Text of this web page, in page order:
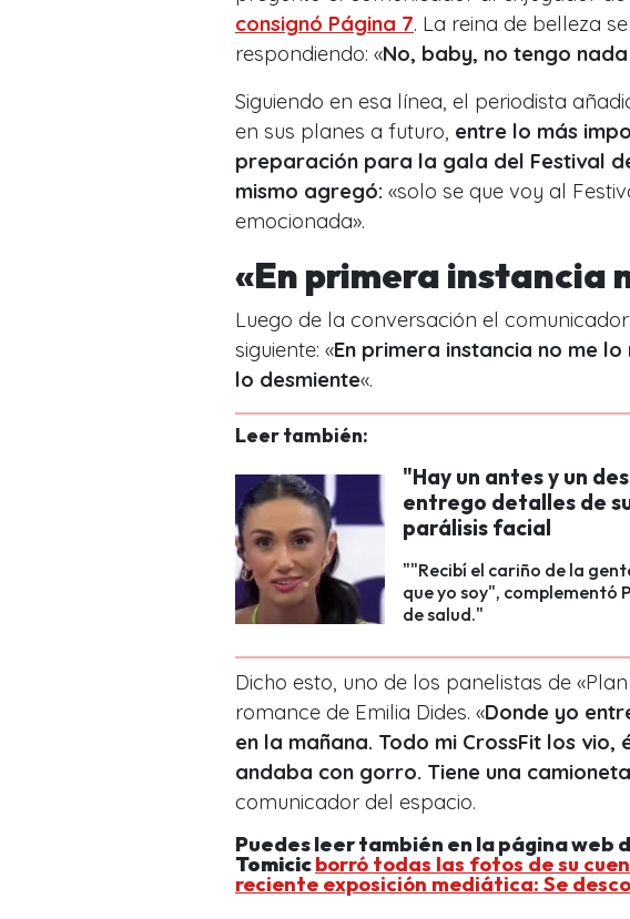
consignó Página 7. La reina de belleza
respondiendo: «No, baby, no tengo
Siguiendo en esa línea, el periodista
en sus planes a futuro, entre lo más
preparación para la gala del Festival
mismo agregó: «solo se que voy al
emocionada».
«En primera instancia
Luego de la conversación el
siguiente: «En primera instancia no me
lo desmiente«.
Leer también:
"Hay un antes y un
entrego detalles de
parálisis facial
""Recibí el cariño de la
que yo soy", complementó
de salud."
Dicho esto, uno de los panelistas de
romance de Emilia Dides. «Donde yo
en la mañana. Todo mi CrossFit los
andaba con gorro. Tiene una
comunicador del espacio.
Puedes leer también en la página web
Tomicicborró todas las fotos de su
reciente exposición mediática: Se